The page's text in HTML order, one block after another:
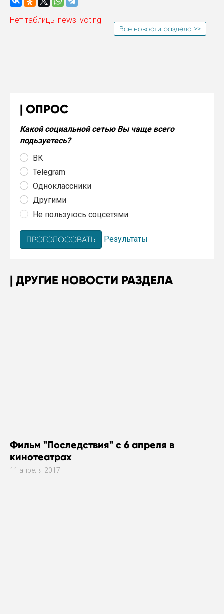
Нет таблицы news_voting
Все новости раздела >>
ОПРОС
Какой социальной сетью Вы чаще всего
подьзуетесь?
ВК
Telegram
Одноклассники
Другими
Не пользуюсь соцсетями
Результаты
ДРУГИЕ НОВОСТИ РАЗДЕЛА
Фильм "Последствия" с 6 апреля в
кинотеатрах
11 апреля 2017